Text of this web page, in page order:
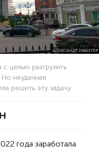
АЛЕКСАНДР ИВАНТЕР
целью разгрузить
неудачная
решить эту задачу
года заработала